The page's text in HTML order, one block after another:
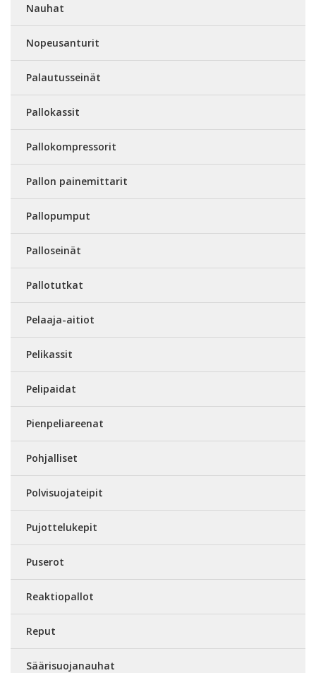
Nauhat
Nopeusanturit
Palautusseinät
Pallokassit
Pallokompressorit
Pallon painemittarit
Pallopumput
Palloseinät
Pallotutkat
Pelaaja-aitiot
Pelikassit
Pelipaidat
Pienpeliareenat
Pohjalliset
Polvisuojateipit
Pujottelukepit
Puserot
Reaktiopallot
Reput
Säärisuojanauhat